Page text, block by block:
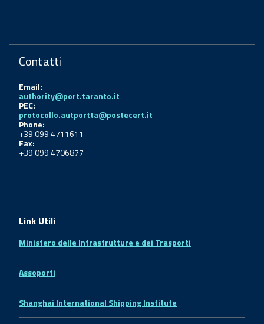
Contatti
Email:
authority@port.taranto.it
PEC:
protocollo.autportta@postecert.it
Phone:
+39 099 4711611
Fax:
+39 099 4706877
Link Utili
Ministero delle Infrastrutture e dei Trasporti
Assoporti
Shanghai International Shipping Institute